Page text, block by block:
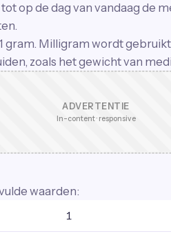
op de dag van vandaag de
gram. Milligram wordt
zoals het gewicht van
ADVERTENTIE
In-content · responsive
waarden:
1